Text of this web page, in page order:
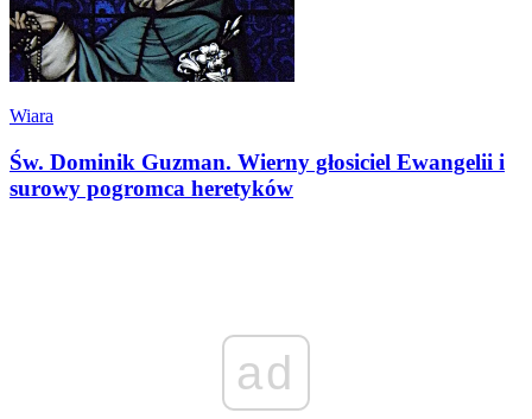
Wiara
Św. Dominik Guzman. Wierny głosiciel Ewangelii i
surowy pogromca heretyków
ad